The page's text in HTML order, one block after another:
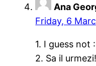
Ana
Friday, 6
1. I guess not
2. Sa il urmezi!